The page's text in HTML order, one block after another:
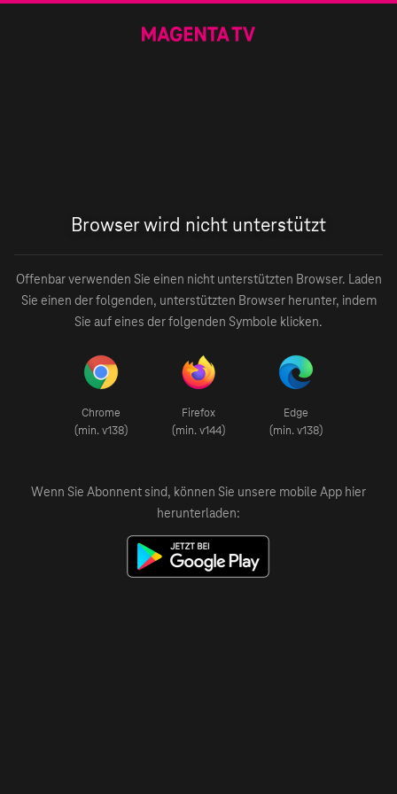
Browser wird nicht unterstützt
Offenbar verwenden Sie einen nicht unterstützten Browser. Laden
Sie einen der folgenden, unterstützten Browser herunter, indem
Sie auf eines der folgenden Symbole klicken.
Chrome
(min. v138)
Firefox
(min. v144)
Edge
(min. v138)
Wenn Sie Abonnent sind, können Sie unsere mobile App hier
herunterladen: